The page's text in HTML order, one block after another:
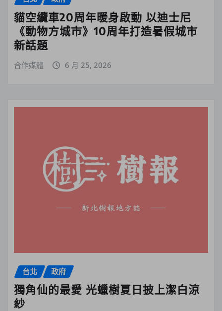
貓空纜車20周年暖身啟動 以迪士尼
《動物方城市》10周年打造暑假城市
新話題
合作媒體 6 月 25, 2026
台北 政府
獨角仙的最愛 光蠟樹夏日披上潔白涼
紗